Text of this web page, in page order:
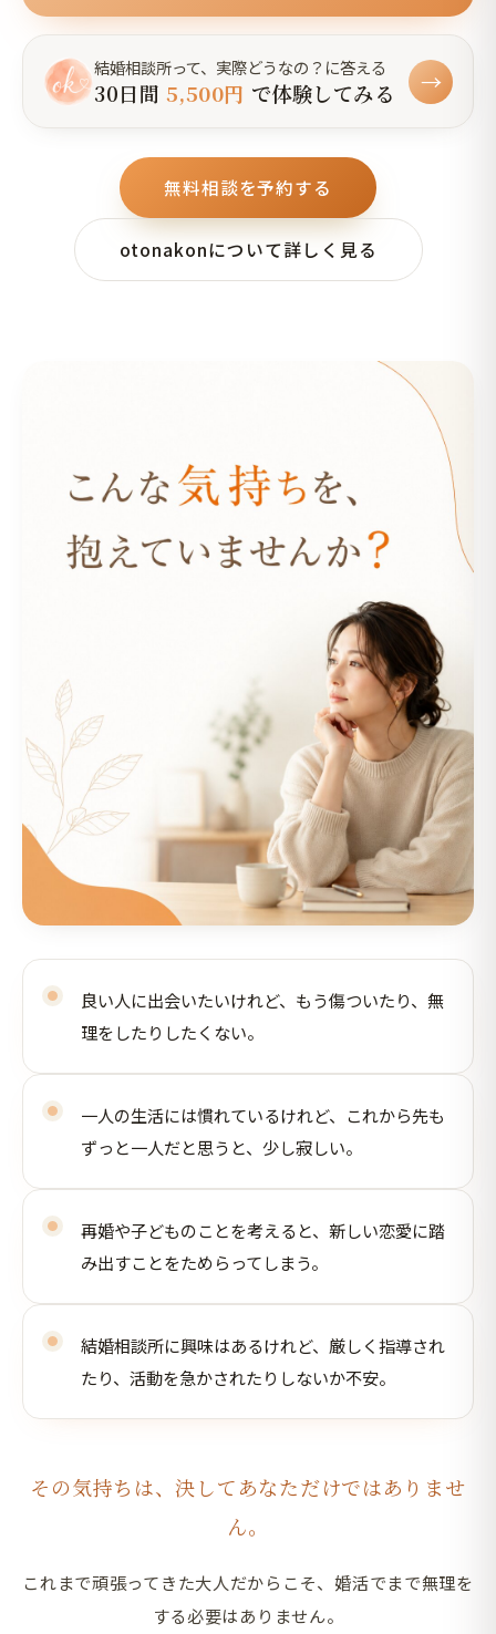
結婚相談所って、実際どうなの？に答える
30日間 5,500円 で体験してみる →
無料相談を予約する
otonakonについて詳しく見る
こんな気持ちを、抱えていませんか？
良い人に出会いたいけれど、もう傷ついたり、無
理をしたりしたくない。
一人の生活には慣れているけれど、これから先も
ずっと一人だと思うと、少し寂しい。
再婚や子どものことを考えると、新しい恋愛に踏
み出すことをためらってしまう。
結婚相談所に興味はあるけれど、厳しく指導され
たり、活動を急かされたりしないか不安。
その気持ちは、決してあなただけではありませ
ん。
これまで頑張ってきた大人だからこそ、婚活でまで無理を
する必要はありません。